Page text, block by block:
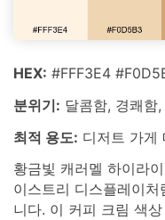
HEX: #FFF3E4
분위기: 달콤함, 경쾌함
최적 용도: 디저트 가게
황금빛 캐러멜 하이라
이스트리 디스플레이
니다. 이 커피 크림 색